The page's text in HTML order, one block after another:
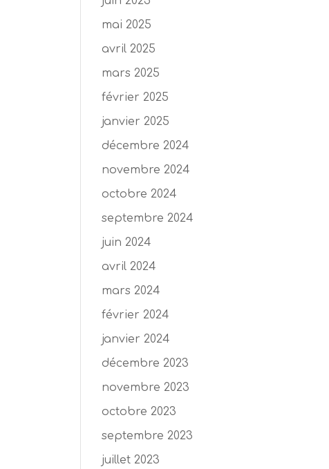
mai 2025
avril 2025
mars 2025
février 2025
janvier 2025
décembre 2024
novembre 2024
octobre 2024
septembre 2024
juin 2024
avril 2024
mars 2024
février 2024
janvier 2024
décembre 2023
novembre 2023
octobre 2023
septembre 2023
juillet 2023